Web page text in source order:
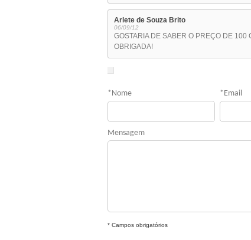
Arlete de Souza Brito
06/09/12
GOSTARIA DE SABER O PREÇO DE 100
OBRIGADA!
* Nome * Email
Mensagem
* Campos obrigatórios